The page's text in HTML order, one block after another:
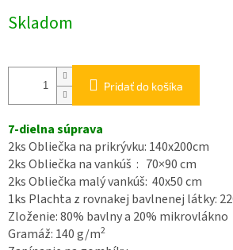
cena:
Skladom
Pridať do košíka
7-dielna súprava
2ks Obliečka na prikrývku: 140x200cm
2ks Obliečka na vankúš : 70×90 cm
2ks Obliečka malý vankúš: 40x50 cm
1ks Plachta z rovnakej bavlnenej látky:
Zloženie:80% bavlny a 20% mikrovlákno
Gramáž: 140 g/m2